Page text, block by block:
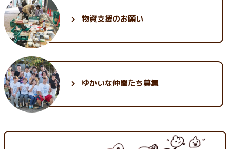
物資支援のお願い
ゆかいな仲間たち募集